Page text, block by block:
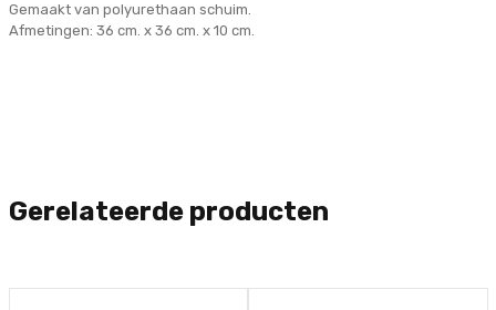
Gemaakt van polyurethaan schuim.
Afmetingen: 36 cm. x 36 cm. x 10 cm.
Gerelateerde producten